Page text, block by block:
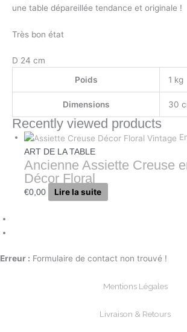
une table dépareillée tendance et originale !
Très bon état
D 24 cm
Poids
1 kg
Dimensions 30
Recently viewed products
ART DE LA TABLE
Ancienne Assiette Creuse
Décor Floral
€0,00 Lire la suite
Erreur : Formulaire de contact non trouvé !
Mentions Légales
Livraison & Retours